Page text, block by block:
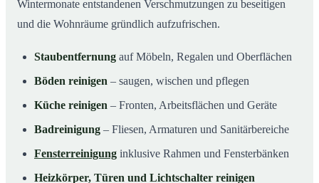
Wintermonate entstandenen Verschmutzungen zu beseitigen
und die Wohnräume gründlich aufzufrischen.
Staubentfernung auf Möbeln, Regalen und Oberflächen
Böden reinigen – saugen, wischen und pflegen
Küche reinigen – Fronten, Arbeitsflächen und Geräte
Badreinigung – Fliesen, Armaturen und Sanitärbereiche
Fensterreinigung inklusive Rahmen und Fensterbänken
Heizkörper, Türen und Lichtschalter reinigen